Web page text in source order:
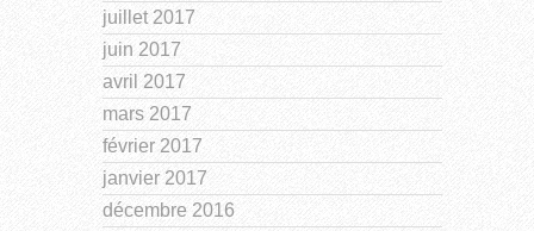
juillet 2017
juin 2017
avril 2017
mars 2017
février 2017
janvier 2017
décembre 2016